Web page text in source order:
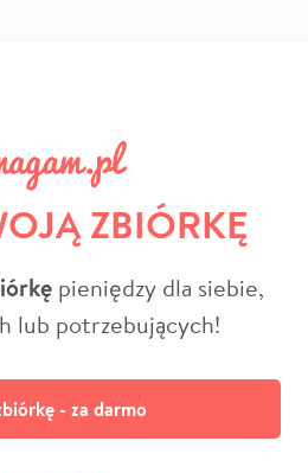
ZBIÓRKĘ
pieniędzy dla siebie,
lub potrzebujących!
- za darmo